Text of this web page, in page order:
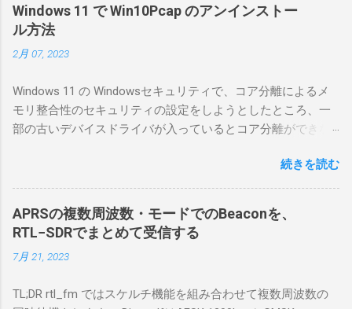
くだろうと思ったのだが、ちっともそんなに
合は、下記のこれらものが必要である ICOMの
無線機。 今回は私が持っているIC-7300を使
う。 無線機側(サーバ側) のWindows PC。 今
を入れて使っている。 TPMとか入っているの
でBitLockerのDisk暗号化もでき、遠隔地で盗難
にあってもデータ流出の危険性が少ないかな
と思って。 操作側 (クライアント側) の
ど。 そして、リモート操作を行うソフトウェ
Windows 11 で Win10Pcap のアンインストー
ル方法
2月 07, 2023
Windows 11 の Windowsセキュリティで、コア分離によるメ
モリ整合性のセキュリティの設定をしようとしたところ、一
部の古いデバイスドライバが入っているとコア分離ができな
で利用する Win10Pcap.sys が入っているためにコア分離がで
きないとエラーが出ておりました。 アンインストールのプロ
グラムなどを走らせてもアンインストールできなかったの
で、どのように実行すればよいのか調べながら実施しまし
た。結論としては pnputil というコマンドを用いればよかった
です。 まずは管理者権限でTerminalを実行します。
PowerShellが起動しました。 適当なファイルに、現在インス
続きを読む
APRSの複数周波数・モードでのBeaconを、
RTL−SDRでまとめて受信する
7月 21, 2023
TL;DR rtl_fm ではスケルチ機能を組み合わせて複数周波数の